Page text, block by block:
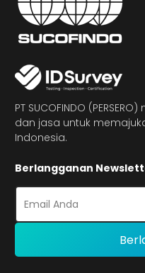
PT SUCOFINDO
dan jasa untuk
Indonesia.
Berlangganan